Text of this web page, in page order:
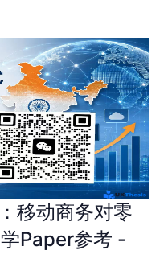
移动商务对零
Paper参考 -